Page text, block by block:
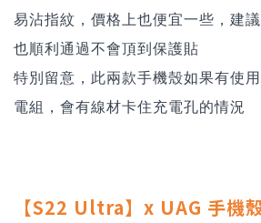
易沾指紋，價格上也便宜一些，建
也順利通過不會頂到保護貼
特別留意，此兩款手機殼如果有使
電組，會有線材卡住充電孔的情況
【S22 Ultra】x UAG 手機